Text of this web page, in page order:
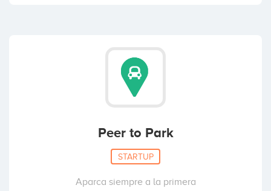
Peer to Park
STARTUP
Aparca siempre a la primera